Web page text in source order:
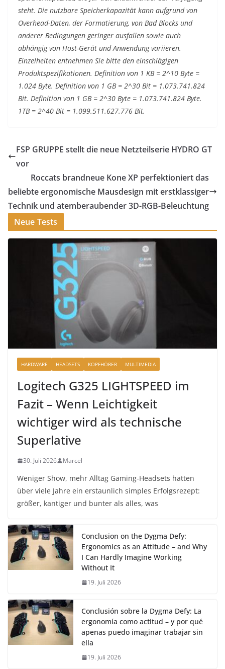
steht. Die nutzbare Speicherkapazität kann aufgrund von
Overhead-Daten, der Formatierung, von Bad Blocks und
anderer Bedingungen geringer ausfallen sowie auch
abhängig von Host-Gerät und Anwendung variieren.
Einzelheiten entnehmen Sie bitte den einschlägigen
Produktspezifikationen. Definition von 1 KB = 2^10 Byte =
1.024 Byte. Definition von 1 GB = 2^30 Bit = 1.073.741.824
Bit. Definition von 1 GB = 2^30 Byte = 1.073.741.824 Byte.
1TB = 2^40 Bit = 1.099.511.627.776 Bit.
FSP GRUPPE stellt die neue Netzteilserie HYDRO GT
vor
Roccats brandneue Kone XP perfektioniert das
beliebte ergonomische Mausdesign mit erstklassiger
Technik und atemberaubender 3D-RGB-Beleuchtung
Neue Tests
HARDWARE HEADSETS KOPFHÖRER MULTIMEDIA
Logitech G325 LIGHTSPEED im
Fazit – Wenn Leichtigkeit
wichtiger wird als technische
Superlative
30. Juli 2026 Marcel
Weniger Show, mehr Alltag Gaming-Headsets hatten
über viele Jahre ein erstaunlich simples Erfolgsrezept:
größer, kantiger und bunter als alles, was
Conclusion on the Dygma Defy:
Ergonomics as an Attitude – and Why
I Can Hardly Imagine Working
Without It
19. Juli 2026
Conclusión sobre la Dygma Defy: La
ergonomía como actitud – y por qué
apenas puedo imaginar trabajar sin
ella
19. Juli 2026